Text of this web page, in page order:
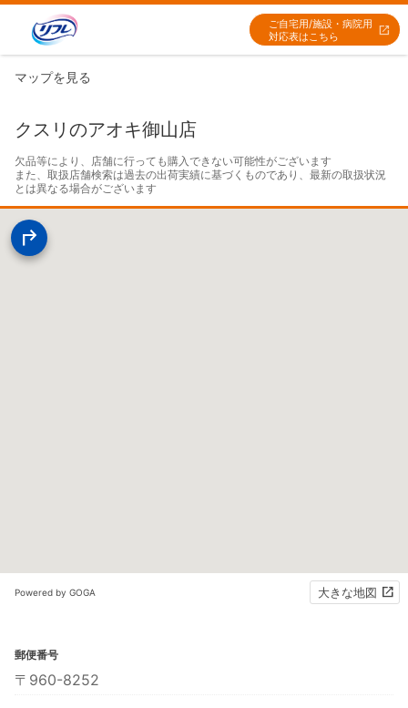
ご自宅用/施設・病院用
対応表はこちら
マップを見る
クスリのアオキ御山店
欠品等により、店舗に行っても購入できない可能性がございます
また、取扱店舗検索は過去の出荷実績に基づくものであり、最新の取扱状況
とは異なる場合がございます
Powered by GOGA 大きな地図
郵便番号
〒960-8252